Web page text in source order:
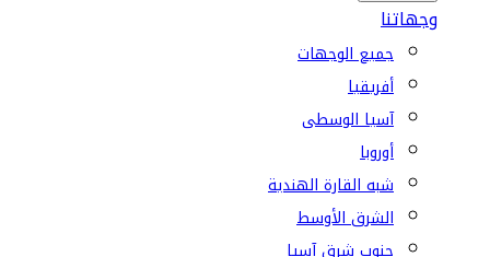
وجهاتنا
جميع الوجهات
أفريقيا
آسيا الوسطى
أوروبا
شبه القارة الهندية
الشرق الأوسط
جنوب شرق آسيا